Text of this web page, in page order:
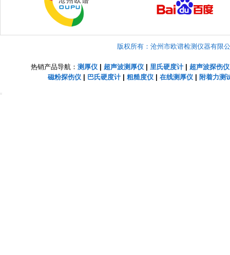
版权所有：沧州市欧谱检测仪器有限
热销产品导航： 测厚仪 超声波测厚仪 里氏硬度计| 超声波探伤仪
磁粉探伤仪| 巴氏硬度计| 粗糙度仪| 在线测厚仪| 附着力测